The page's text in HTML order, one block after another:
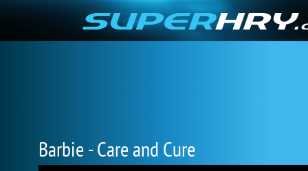
Barbie - Care and Cure